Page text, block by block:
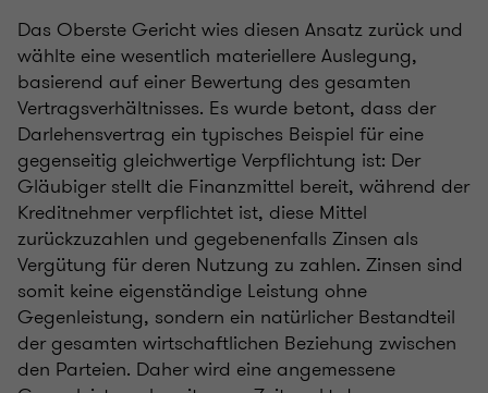
Das Oberste Gericht wies diesen Ansatz zurück und
wählte eine wesentlich materiellere Auslegung,
basierend auf einer Bewertung des gesamten
Vertragsverhältnisses. Es wurde betont, dass der
Darlehensvertrag ein typisches Beispiel für eine
gegenseitig gleichwertige Verpflichtung ist: Der
Gläubiger stellt die Finanzmittel bereit, während der
Kreditnehmer verpflichtet ist, diese Mittel
zurückzuzahlen und gegebenenfalls Zinsen als
Vergütung für deren Nutzung zu zahlen. Zinsen sind
somit keine eigenständige Leistung ohne
Gegenleistung, sondern ein natürlicher Bestandteil
der gesamten wirtschaftlichen Beziehung zwischen
den Parteien. Daher wird eine angemessene